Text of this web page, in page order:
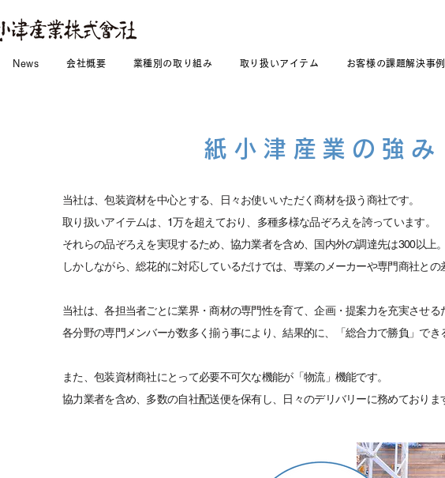
News 会社概要 業種別の取り組み 取り扱いアイテム お客様の課題解決事例
紙小津産業の強み
当社は、包装資材を中心とする、
日々お使いいただく商材を扱う商社です。
取り扱いアイテムは、1万を超えており、 多種多様な品ぞろえを誇っています。
それらの品ぞろえを実現するため、協力業者を含め、
国内外の調達先は300以上。
しかしながら、総花的に対応しているだけでは、 専業のメーカーや専門商社との
当社は、各担当者ごとに業界・商材の専門性を育て、企画・提案力を充実させる
各分野の専門メンバーが数多く揃う事により、結果的に、
「総合力で勝負」でき
また、包装資材商社にとって必要不可欠な機能が「物流」機能です。
協力業者を含め、多数の自社配送便を保有し、
日々のデリバリーに務めておりま